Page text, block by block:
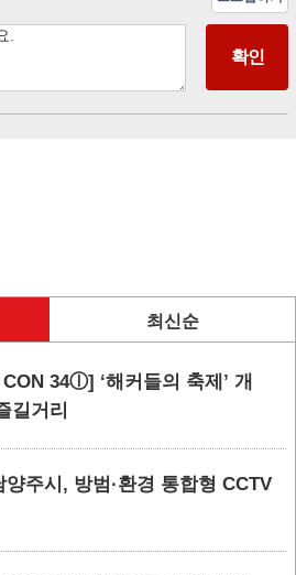
최신순
34ⓛ] ‘해커들의 축제’ 개
길거리
양주시, 방범·환경 통합형 CCTV